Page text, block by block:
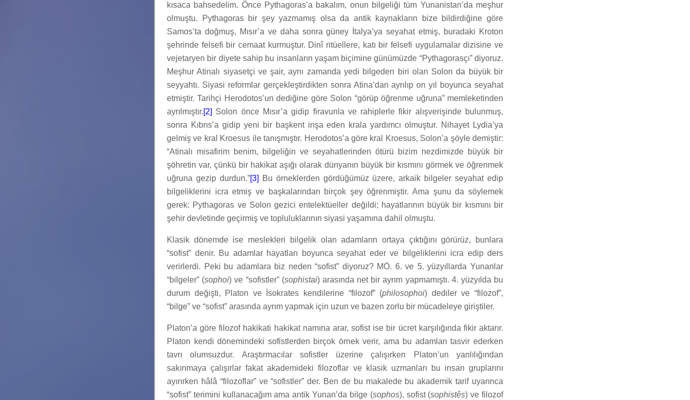
kısaca bahsedelim. Önce Pythagoras’a bakalım, onun bilgeliği tüm Yunanistan’da meşhur
olmuştu. Pythagoras bir şey yazmamış olsa da antik kaynakların bize bildirdiğine göre
Samos’ta doğmuş, Mısır’a ve daha sonra güney İtalya’ya seyahat etmiş, buradaki Kroton
şehrinde felsefi bir cemaat kurmuştur. Dinî ritüellere, katı bir felsefi uygulamalar dizisine ve
vejetaryen bir diyete sahip bu insanların yaşam biçimine günümüzde “Pythagorasçı” diyoruz.
Meşhur Atinalı siyasetçi ve şair, aynı zamanda yedi bilgeden biri olan Solon da büyük bir
seyyahtı. Siyasi reformlar gerçekleştirdikten sonra Atina’dan ayrılıp on yıl boyunca seyahat
etmiştir. Tarihçi Herodotos’un dediğine göre Solon “görüp öğrenme uğruna” memleketinden
ayrılmıştır.[2] Solon önce Mısır’a gidip firavunla ve rahiplerle fikir alışverişinde bulunmuş,
sonra Kıbrıs’a gidip yeni bir başkent inşa eden krala yardımcı olmuştur. Nihayet Lydia’ya
gelmiş ve kral Kroesus ile tanışmıştır. Herodotos’a göre kral Kroesus, Solon’a şöyle demiştir:
“Atinalı misafirim benim, bilgeliğin ve seyahatlerinden ötürü bizim nezdimizde büyük bir
şöhretin var, çünkü bir hakikat aşığı olarak dünyanın büyük bir kısmını görmek ve öğrenmek
uğruna gezip durdun.”[3]
Bu örneklerden gördüğümüz üzere, arkaik bilgeler seyahat edip
bilgeliklerini icra etmiş ve başkalarından birçok şey öğrenmiştir. Ama şunu da söylemek
gerek: Pythagoras ve Solon gezici entelektüeller değildi; hayatlarının büyük bir kısmını bir
şehir devletinde geçirmiş ve topluluklarının siyasi yaşamına dahil olmuştu.
Klasik dönemde ise meslekleri bilgelik olan adamların ortaya çıktığını görürüz, bunlara
“sofist” denir. Bu adamlar hayatları boyunca seyahat eder ve bilgeliklerini icra edip ders
verirlerdi. Peki bu adamlara biz neden “sofist” diyoruz? MÖ. 6. ve 5. yüzyıllarda Yunanlar
“bilgeler” (sophoi) ve “sofistler” (sophistai) arasında net bir ayrım yapmamıştı. 4. yüzyılda bu
durum değişti, Platon ve İsokrates kendilerine “filozof” (philosophoi) dediler ve “filozof”,
“bilge” ve “sofist” arasında ayrım yapmak için uzun ve bazen zorlu bir mücadeleye giriştiler.
Platon’a göre filozof hakikati hakikat namına arar, sofist ise bir ücret karşılığında fikir aktarır.
Platon kendi dönemindeki sofistlerden birçok örnek verir, ama bu adamları tasvir ederken
tavrı olumsuzdur. Araştırmacılar sofistler üzerine çalışırken Platon’un yanlılığından
sakınmaya çalışırlar fakat akademideki filozoflar ve klasik uzmanları bu insan gruplarını
ayırırken hâlâ “filozoflar” ve “sofistler” der. Ben de bu makalede bu akademik tarif uyarınca
“sofist” terimini kullanacağım ama antik Yunan’da bilge (sophos), sofist (sophistês) ve filozof